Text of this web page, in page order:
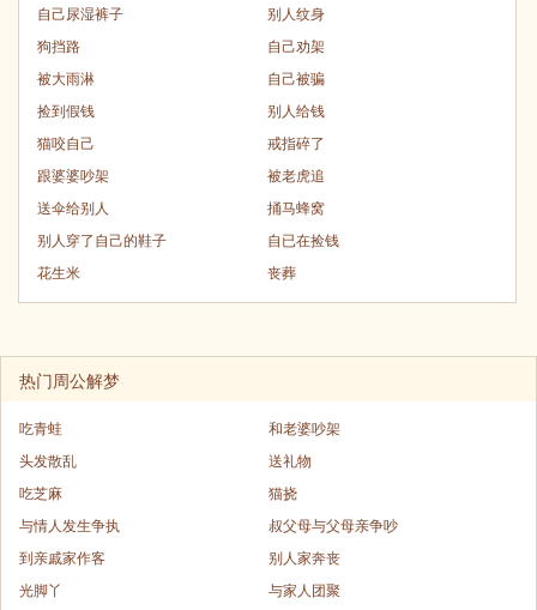
自己尿湿裤子
别人纹身
狗挡路
自己劝架
被大雨淋
自己被骗
捡到假钱
别人给钱
猫咬自己
戒指碎了
跟婆婆吵架
被老虎追
送伞给别人
捅马蜂窝
别人穿了自己的鞋子
自已在捡钱
花生米
丧葬
热门周公解梦
吃青蛙
和老婆吵架
头发散乱
送礼物
吃芝麻
猫挠
与情人发生争执
叔父母与父母亲争吵
到亲戚家作客
别人家奔丧
光脚丫
与家人团聚